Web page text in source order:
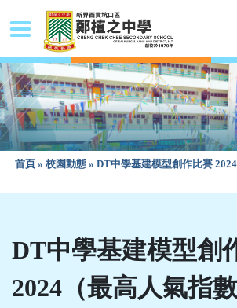
首頁 » 校園動態 » DT中學基建模型創作比賽
DT中學基建模型創
2024（最高人氣指